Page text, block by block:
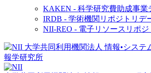
KAKEN - 科学研究費助成事業
IRDB - 学術機関リポジトリデ
NII-REO - 電子リソースリポジ